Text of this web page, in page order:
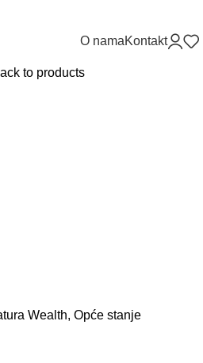
O namaKontakt
to products
Wealth, Opće stanje